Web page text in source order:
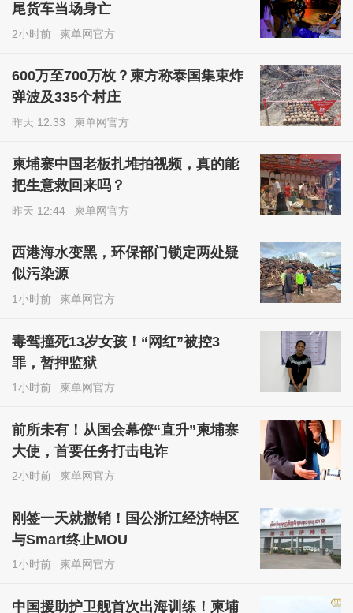
尾货车当场身亡
2小时前 柬单网官方
600万至700万枚？柬方称泰国集束炸
弹波及335个村庄
昨天 12:33 柬单网官方
柬埔寨中国老板扎堆拍视频，真的能
把生意救回来吗？
昨天 12:44 柬单网官方
西港海水变黑，环保部门锁定两处疑
似污染源
1小时前 柬单网官方
毒驾撞死13岁女孩！“网红”被控3
罪，暂押监狱
1小时前 柬单网官方
前所未有！从国会幕僚“直升”柬埔寨
大使，首要任务打击电诈
2小时前 柬单网官方
刚签一天就撤销！国公浙江经济特区
与Smart终止MOU
1小时前 柬单网官方
中国援助护卫舰首次出海训练！柬埔